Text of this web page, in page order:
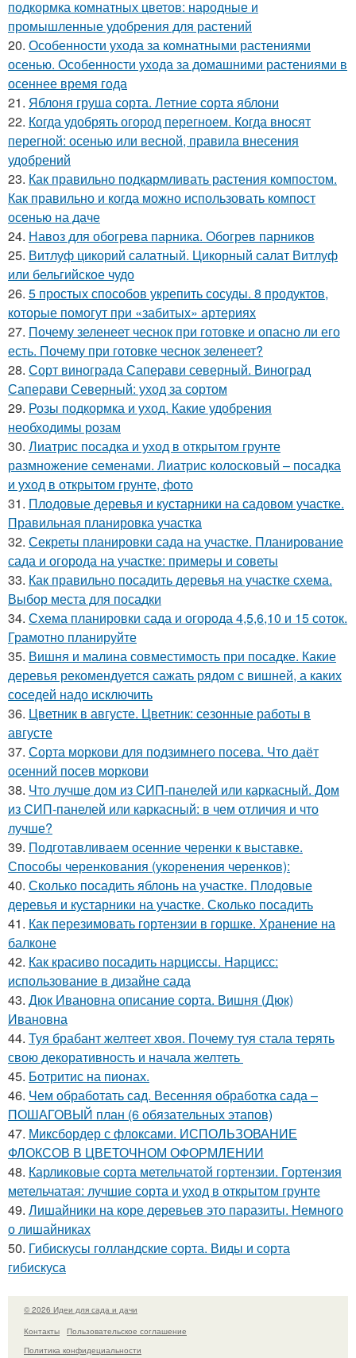
подкормка комнатных цветов: народные и
промышленные удобрения для растений
20. Особенности ухода за комнатными растениями
осенью. Особенности ухода за домашними растениями в
осеннее время года
21. Яблоня груша сорта. Летние сорта яблони
22. Когда удобрять огород перегноем. Когда вносят
перегной: осенью или весной, правила внесения
удобрений
23. Как правильно подкармливать растения компостом.
Как правильно и когда можно использовать компост
осенью на даче
24. Навоз для обогрева парника. Обогрев парников
25. Витлуф цикорий салатный. Цикорный салат Витлуф
или бельгийское чудо
26. 5 простых способов укрепить сосуды. 8 продуктов,
которые помогут при «забитых» артериях
27. Почему зеленеет чеснок при готовке и опасно ли его
есть. Почему при готовке чеснок зеленеет?
28. Сорт винограда Саперави северный. Виноград
Саперави Северный: уход за сортом
29. Розы подкормка и уход. Какие удобрения
необходимы розам
30. Лиатрис посадка и уход в открытом грунте
размножение семенами. Лиатрис колосковый – посадка
и уход в открытом грунте, фото
31. Плодовые деревья и кустарники на садовом участке.
Правильная планировка участка
32. Секреты планировки сада на участке. Планирование
сада и огорода на участке: примеры и советы
33. Как правильно посадить деревья на участке схема.
Выбор места для посадки
34. Схема планировки сада и огорода 4,5,6,10 и 15 соток.
Грамотно планируйте
35. Вишня и малина совместимость при посадке. Какие
деревья рекомендуется сажать рядом с вишней, а каких
соседей надо исключить
36. Цветник в августе. Цветник: сезонные работы в
августе
37. Сорта моркови для подзимнего посева. Что даёт
осенний посев моркови
38. Что лучше дом из СИП-панелей или каркасный. Дом
из СИП-панелей или каркасный: в чем отличия и что
лучше?
39. Подготавливаем осенние черенки к выставке.
Способы черенкования (укоренения черенков):
40. Сколько посадить яблонь на участке. Плодовые
деревья и кустарники на участке. Сколько посадить
41. Как перезимовать гортензии в горшке. Хранение на
балконе
42. Как красиво посадить нарциссы. Нарцисс:
использование в дизайне сада
43. Дюк Ивановна описание сорта. Вишня (Дюк)
Ивановна
44. Туя брабант желтеет хвоя. Почему туя стала терять
свою декоративность и начала желтеть
45. Ботритис на пионах.
46. Чем обработать сад. Весенняя обработка сада –
ПОШАГОВЫЙ план (6 обязательных этапов)
47. Миксбордер с флоксами. ИСПОЛЬЗОВАНИЕ
ФЛОКСОВ В ЦВЕТОЧНОМ ОФОРМЛЕНИИ
48. Карликовые сорта метельчатой гортензии. Гортензия
метельчатая: лучшие сорта и уход в открытом грунте
49. Лишайники на коре деревьев это паразиты. Немного
о лишайниках
50. Гибискусы голландские сорта. Виды и сорта
гибискуса
© 2026 Идеи для сада и дачи
Контакты
Пользовательское соглашение
Политика конфидециальности